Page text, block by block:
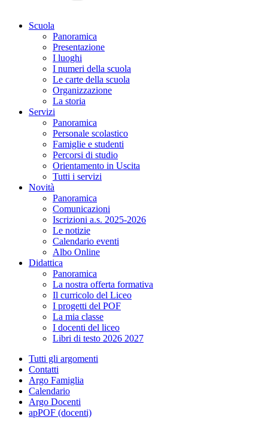
Scuola
Panoramica
Presentazione
I luoghi
I numeri della scuola
Le carte della scuola
Organizzazione
La storia
Servizi
Panoramica
Personale scolastico
Famiglie e studenti
Percorsi di studio
Orientamento in Uscita
Tutti i servizi
Novità
Panoramica
Comunicazioni
Iscrizioni a.s. 2025-2026
Le notizie
Calendario eventi
Albo Online
Didattica
Panoramica
La nostra offerta formativa
Il curricolo del Liceo
I progetti del POF
La mia classe
I docenti del liceo
Libri di testo 2026 2027
Tutti gli argomenti
Contatti
Argo Famiglia
Calendario
Argo Docenti
apPOF (docenti)